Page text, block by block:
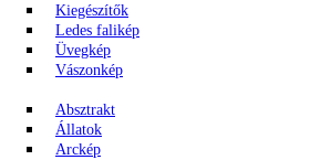
Kiegészítők
Ledes falikép
Üvegkép
Vászonkép
Absztrakt
Állatok
Arckép